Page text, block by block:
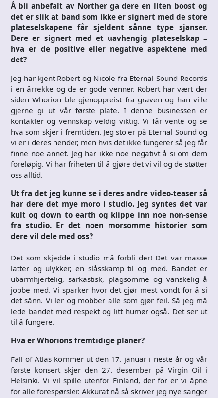
Å bli anbefalt av Norther ga dere en liten boost og
det er slik at band som ikke er signert med de store
plateselskapene får sjeldent sånne type sjanser.
Dere er signert med et uavhengig plateselskap –
hva er de positive eller negative aspektene med
det?
Jeg har kjent Robert og Nicole fra Eternal Sound Records
i en årrekke og de er gode venner. Robert har vært der
siden Whorion ble gjenoppreist fra graven og han ville
gjerne gi ut vår første plate. I denne businessen er
kontakter og vennskap veldig viktig. Vi får vente og se
hva som skjer i fremtiden. Jeg stoler på Eternal Sound og
vi er i deres hender, men hvis det ikke fungerer så jeg får
finne noe annet. Jeg har ikke noe negativt å si om dem
foreløpig. Vi har friheten til å gjøre det vi vil og de støtter
oss alltid.
Ut fra det jeg kunne se i deres andre video-teaser så
har dere det mye moro i studio. Jeg syntes det var
kult og down to earth og klippe inn noe non-sense
fra studio. Er det noen morsomme historier som
dere vil dele med oss?
Det som skjedde i studio må forbli der! Det var masse
latter og ulykker, en slåsskamp til og med. Bandet er
ubarmhjertelig, sarkastisk, plagsomme og vanskelig å
jobbe med. Vi sparker hvor det gjør mest vondt for å si
det sånn. Vi ler og mobber alle som gjør feil. Så jeg må
lede bandet med respekt og litt humør også. Det ser ut
til å fungere.
Hva er Whorions fremtidige planer?
Fall of Atlas kommer ut den 17. januar i neste år og vår
første konsert skjer den 27. desember på Virgin Oil i
Helsinki. Vi vil spille utenfor Finland, der for er vi åpne
for alle forespørsler. Akkurat nå så skriver jeg nye sanger